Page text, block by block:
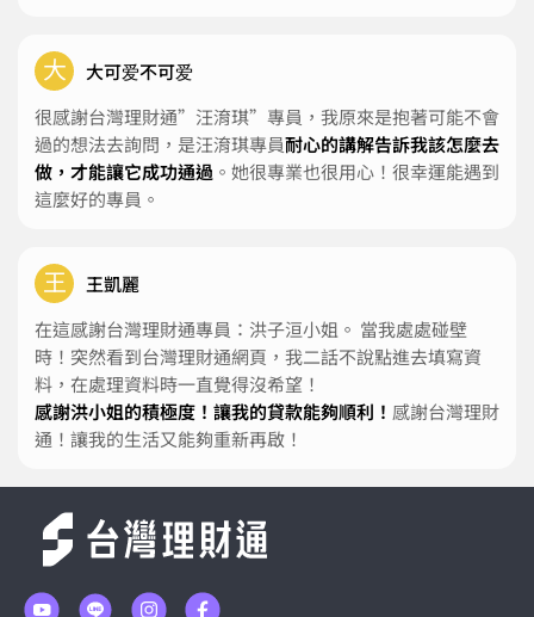
大
大可爱不可爱
很感謝台灣理財通”汪淯琪”專員，我原來是抱著可能不會
過的想法去詢問，是汪淯琪專員耐心的講解告訴我該怎麼去
做，才能讓它成功通過 。她很專業也很用心！很幸運能遇到
這麼好的專員。
王
王凱麗
在這感謝台灣理財通專員：洪子洹小姐。 當我處處碰壁
時！突然看到台灣理財通網頁，我二話不說點進去填寫資
料，在處理資料時一直覺得沒希望！
感謝洪小姐的積極度！讓我的貸款能夠順利！ 感謝台灣理財
通！讓我的生活又能夠重新再啟！